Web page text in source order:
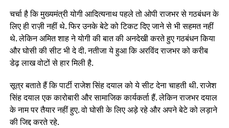
चर्चा है कि मुख्यमंत्री योगी आदित्यनाथ पहले तो ओपी राजभर से गठबंधन के
लिए ही राज़ी नहीं थे. फिर उनके बेटे को टिकट दिए जाने से भी सहमत नहीं
थे. लेकिन अमित शाह ने योगी की बात की अनदेखी करते हुए गठबंधन किया
और घोसी की सीट भी दे दी. नतीजा ये हुआ कि अरविंद राजभर को करीब
डेढ़ लाख वोटों से हार मिली है.
सूत्र बताते हैं कि पार्टी राजेश सिंह दयाल को ये सीट देना चाहती थी. राजेश
सिंह दयाल एक कारोबारी और सामाजिक कार्यकर्ता हैं. लेकिन राजभर दयाल
के नाम पर तैयार नहीं हुए. वो घोसी के लिए अड़े रहे और अपने बेटे को लड़ाने
की जिद्द करते रहे.